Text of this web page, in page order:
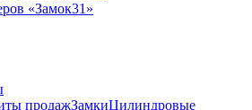
«Замок31»
продажЗамкиЦилиндровые